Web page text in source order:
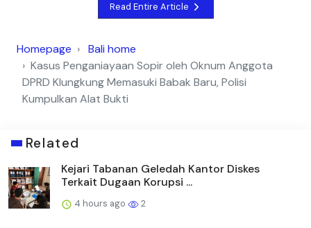
Read Entire Article
Homepage
Bali home
Kasus Penganiayaan Sopir oleh Oknum Anggota
DPRD Klungkung Memasuki Babak Baru, Polisi
Kumpulkan Alat Bukti
Related
Kejari Tabanan Geledah Kantor Diskes
Terkait Dugaan Korupsi ...
4 hours ago 2